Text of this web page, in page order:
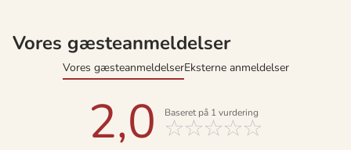
Vores gæsteanmeldelser
Vores gæsteanmeldelserEksterne anmeldelser
2,0 Baseret på 1 vurdering